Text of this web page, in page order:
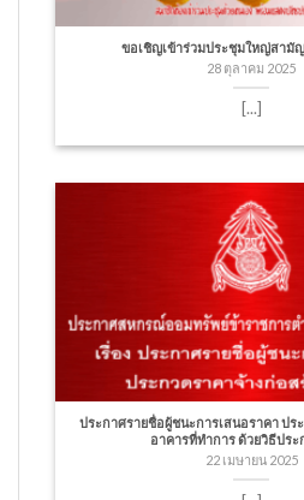
ขอเชิญเข้าร่วมประชุมใหญ่สามัญ
28 ตุลาคม 2025
[...]
ประกาศรายชื่อผู้ชนะการเสนอราคา ปร
อาคารที่ทำการ ด้วยวิธีประ
22 เมษายน 2025